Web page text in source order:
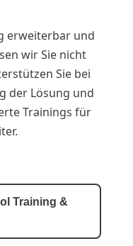
erweiterbar und
wir Sie nicht
Sie bei
der Lösung und
Trainings für
Training &